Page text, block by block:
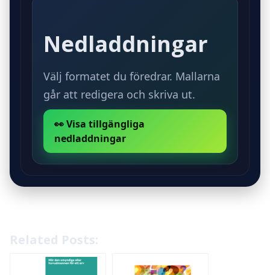
Nedladdningar
Välj formatet du föredrar. Mallarna
går att redigera och skriva ut.
👀 Visa tillgängliga
nedladdningar
Related Posts: